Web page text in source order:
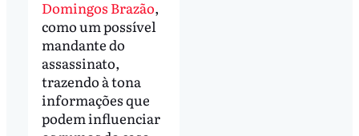
Domingos Brazão,
como um possível
mandante do
assassinato,
trazendo à tona
informações que
podem influenciar